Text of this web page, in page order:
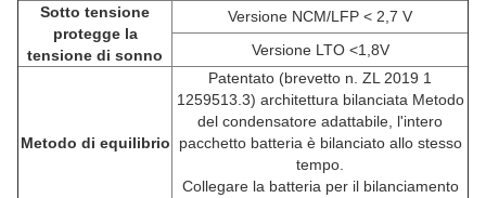
Sotto tensione
protegge la
tensione di sonno
Versione NCM/LFP < 2,7 V
Versione LTO <1,8V
Metodo di equilibrio
Patentato (brevetto n. ZL 2019 1
1259513.3) architettura bilanciata Metodo
del condensatore adattabile, l'intero
pacchetto batteria è bilanciato allo stesso
tempo.
Collegare la batteria per il bilanciamento